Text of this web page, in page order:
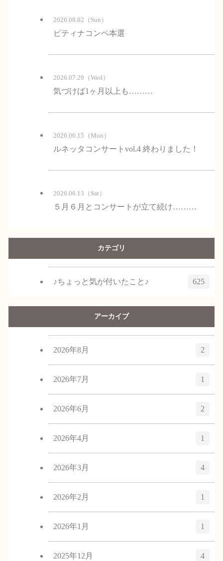
2026.08.02（Sun）
ピティナコンペ本選
2026.07.29（Wed）
気づけば1ヶ月以上も………
2026.06.15（Mon）
ルネッタコンサートvol.4 終わりました！
2026.06.13（Sat）
５月６月とコンサートが立て続け………
カテゴリ
♪ちょっと気が付いたこと♪ 625
アーカイブ
2026年8月 2
2026年7月 1
2026年6月 2
2026年4月 1
2026年3月 4
2026年2月 1
2026年1月 1
2025年12月 4